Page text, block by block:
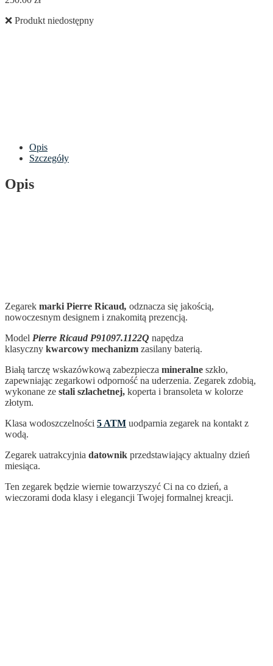
❌ Produkt niedostępny
Opis
Szczegóły
Opis
Zegarek marki Pierre Ricaud, odznacza się jakością,
nowoczesnym designem i znakomitą prezencją.
Model Pierre Ricaud P91097.1122Q napędza
klasyczny kwarcowy mechanizm zasilany baterią.
Białą tarczę wskazówkową zabezpiecza mineralne szkło,
zapewniając zegarkowi odporność na uderzenia. Zegarek zdobią,
wykonane ze stali szlachetnej, koperta i bransoleta w kolorze
złotym.
Klasa wodoszczelności 5 ATM uodparnia zegarek na kontakt z
wodą.
Zegarek uatrakcyjnia datownik przedstawiający aktualny dzień
miesiąca.
Ten zegarek będzie wiernie towarzyszyć Ci na co dzień, a
wieczorami doda klasy i elegancji Twojej formalnej kreacji.